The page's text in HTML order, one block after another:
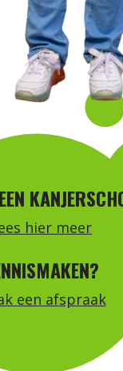
hier meer
een afspraak